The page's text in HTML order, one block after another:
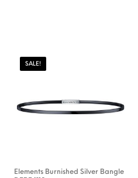
SALE!
Elements Burnished Silver Bangle